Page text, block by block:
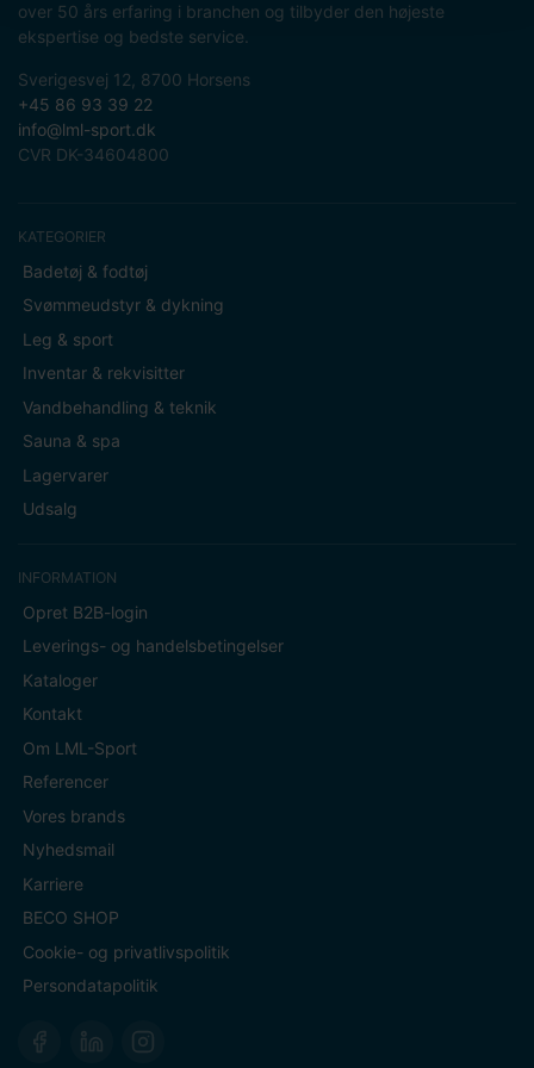
over 50 års erfaring i branchen og tilbyder den højeste
ekspertise og bedste service.
Sverigesvej 12, 8700 Horsens
+45 86 93 39 22
info@lml-sport.dk
CVR DK-34604800
KATEGORIER
Badetøj & fodtøj
Svømmeudstyr & dykning
Leg & sport
Inventar & rekvisitter
Vandbehandling & teknik
Sauna & spa
Lagervarer
Udsalg
INFORMATION
Opret B2B-login
Leverings- og handelsbetingelser
Kataloger
Kontakt
Om LML-Sport
Referencer
Vores brands
Nyhedsmail
Karriere
BECO SHOP
Cookie- og privatlivspolitik
Persondatapolitik